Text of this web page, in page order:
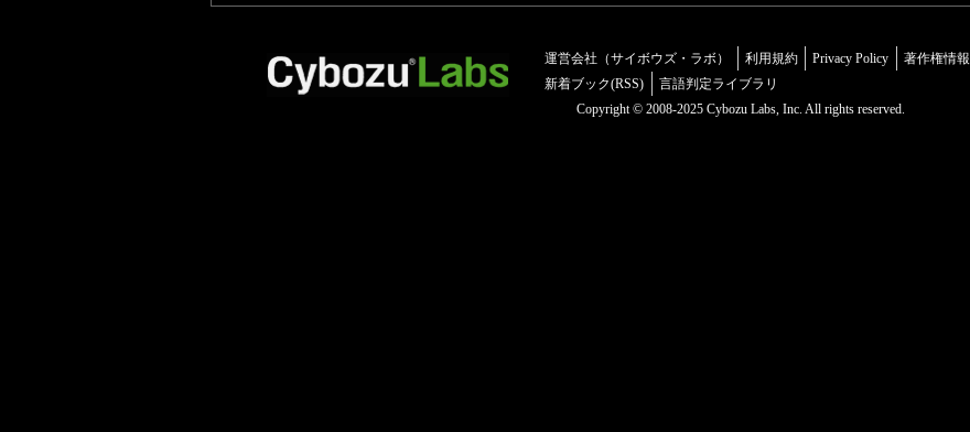
運営会社（サイボウズ・ラボ） 利用規約 Privacy Policy 著作権情報
新着ブック(RSS)
言語判定ライブラリ
Copyright © 2008-2025 Cybozu Labs, Inc. All rights reserved.